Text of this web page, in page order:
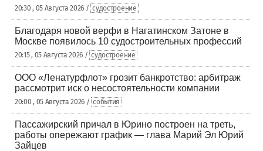
20:30 , 05 Августа 2026 / судостроение
Благодаря новой верфи в Нагатинском Затоне в
Москве появилось 10 судостроительных профессий
20:15 , 05 Августа 2026 / судостроение
ООО «Ленатурфлот» грозит банкротство: арбитраж
рассмотрит иск о несостоятельности компании
20:00 , 05 Августа 2026 / события
Пассажирский причал в Юрино построен на треть,
работы опережают график — глава Марий Эл Юрий
Зайцев